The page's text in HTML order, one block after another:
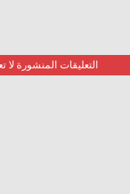
التعليقات المنشورة